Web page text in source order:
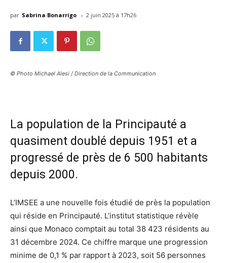
par Sabrina Bonarrigo - 2 juin 2025 à 17h26
© Photo Michael Alesi / Direction de la Communication
La population de la Principauté a
quasiment doublé depuis 1951 et a
progressé de près de 6 500 habitants
depuis 2000.
L’IMSEE a une nouvelle fois étudié de près la population
qui réside en Principauté. L’institut statistique révèle
ainsi que Monaco comptait au total 38 423 résidents au
31 décembre 2024. Ce chiffre marque une progression
minime de 0,1 % par rapport à 2023, soit 56 personnes